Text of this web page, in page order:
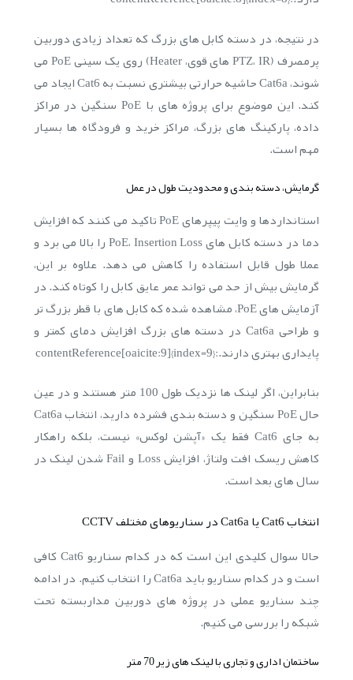
در نتیجه، در دسته کابل های بزرگ که تعداد زیادی دوربین
پرمصرف (PTZ، IR های قوی، Heater) روی یک سینی PoE می
شوند، Cat6a حاشیه حرارتی بیشتری نسبت به Cat6 ایجاد می
کند. این موضوع برای پروژه های با PoE سنگین در مراکز
داده، پارکینگ های بزرگ، مراکز خرید و فرودگاه ها بسیار
مهم است.
گرمایش، دسته بندی و محدودیت طول در عمل
استانداردها و وایت پیپرهای PoE تاکید می کنند که افزایش
دما در دسته کابل های PoE، Insertion Loss را بالا می برد و
عملا طول قابل استفاده را کاهش می دهد. علاوه بر این،
گرمایش بیش از حد می تواند عمر عایق کابل را کوتاه کند. در
آزمایش های PoE، مشاهده شده که کابل های با قطر بزرگ تر
و طراحی Cat6a در دسته های بزرگ افزایش دمای کمتر و
پایداری بهتری دارند.:contentReference[oaicite:9]{index=9}
بنابراین، اگر لینک ها نزدیک طول 100 متر هستند و در عین
حال PoE سنگین و دسته بندی فشرده دارید، انتخاب Cat6a
به جای Cat6 فقط یک «آپشن لوکس» نیست، بلکه راهکار
کاهش ریسک افت ولتاژ، افزایش Loss و Fail شدن لینک در
سال های بعد است.
انتخاب Cat6 یا Cat6a در سناریوهای مختلف CCTV
حالا سوال کلیدی این است که در کدام سناریو Cat6 کافی
است و در کدام سناریو باید Cat6a را انتخاب کنیم. در ادامه
چند سناریو عملی در پروژه های دوربین مداربسته تحت
شبکه را بررسی می کنیم.
ساختمان اداری و تجاری با لینک های زیر 70 متر